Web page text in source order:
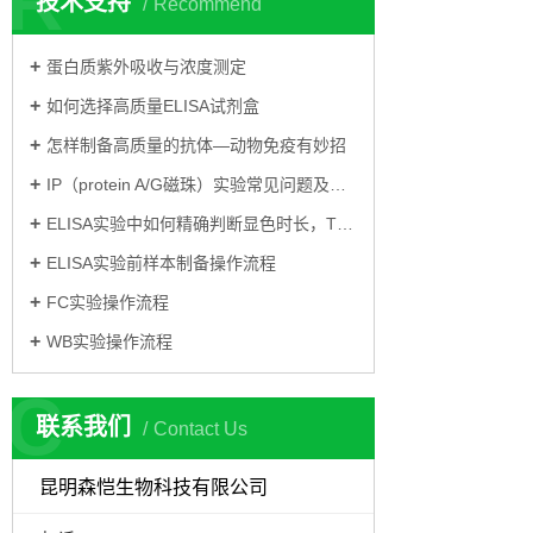
Recommend
蛋白质紫外吸收与浓度测定
如何选择高质量ELISA试剂盒
怎样制备高质量的抗体—动物免疫有妙招
IP（protein A/G磁珠）实验常见问题及解决方案
ELISA实验中如何精确判断显色时长，TMB显色
ELISA实验前样本制备操作流程
FC实验操作流程
WB实验操作流程
联系我们 Contact Us
C
昆明森恺生物科技有限公司